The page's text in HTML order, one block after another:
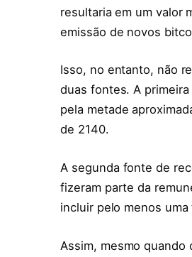
resultaria em um valor
emissão de novos
Isso, no entanto, não
duas fontes. A
pela metade
de 2140.
A segunda fonte de
fizeram parte da
incluir pelo menos
Assim, mesmo